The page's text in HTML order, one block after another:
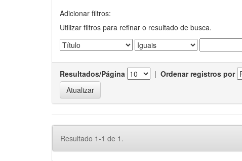
Adicionar filtros:
Utilizar filtros para refinar o resultado de busca.
Resultados/Página | Ordenar registros por
Resultado 1-1 de 1.